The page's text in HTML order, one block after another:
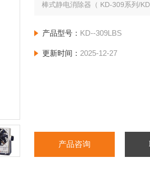
棒式静电消除器（ KD-309系列/
产品型号： KD--309LBS
更新时间： 2025-12-27
产品咨询